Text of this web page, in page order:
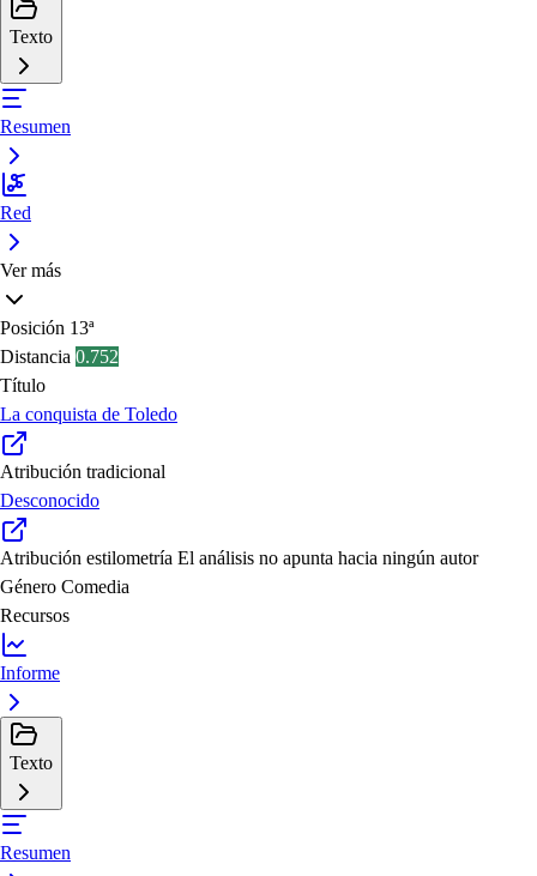
Texto
Resumen
Red
Ver más
Posición 13ª
Distancia 0.752
Título
La conquista de Toledo
Atribución tradicional
Desconocido
Atribución estilometría El análisis no apunta hacia ningún autor
Género Comedia
Recursos
Informe
Texto
Resumen